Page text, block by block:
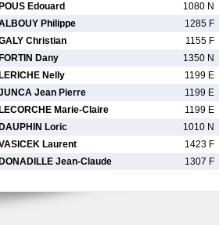
POUS Edouard
1080 N
Philippe
1285 F
Christian
1155 F
FORTIN Dany
1350 N
LERICHE Nelly
1199 E
Jean Pierre
1199 E
LECORCHE Marie-Claire
1199 E
DAUPHIN Loric
1010 N
Laurent
1423 F
DONADILLE Jean-Claude 1307 F